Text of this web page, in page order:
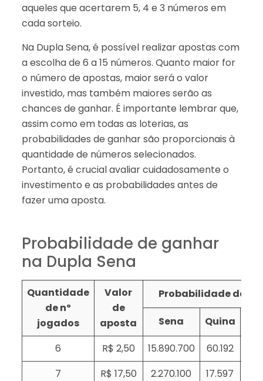
aqueles que acertarem 5, 4 e 3 números em
cada sorteio.
Na Dupla Sena, é possível realizar apostas com
a escolha de 6 a 15 números. Quanto maior for
o número de apostas, maior será o valor
investido, mas também maiores serão as
chances de ganhar. É importante lembrar que,
assim como em todas as loterias, as
probabilidades de ganhar são proporcionais à
quantidade de números selecionados.
Portanto, é crucial avaliar cuidadosamente o
investimento e as probabilidades antes de
fazer uma aposta.
Probabilidade de ganhar
na Dupla Sena
Quantidade
de nº
jogados
Valor
de
aposta
Probabilidade de
Sena Quina
6
R$ 2,50 15.890.700 60.192
7
R$ 17,50 2.270.100 17.597